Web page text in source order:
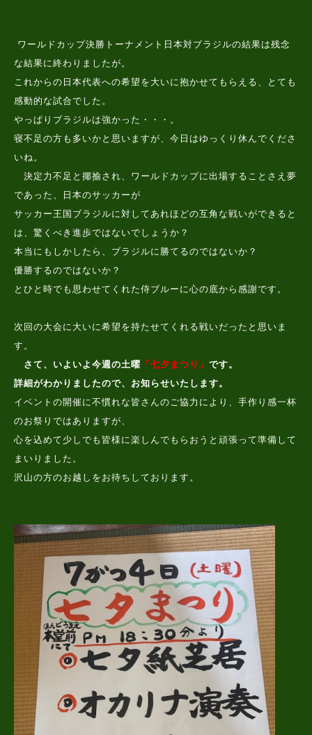
ワールドカップ決勝トーナメント日本対ブラジルの結果は残念
な結果に終わりましたが。
これからの日本代表への希望を大いに抱かせてもらえる、とても
感動的な試合でした。
やっぱりブラジルは強かった・・・。
寝不足の方も多いかと思いますが、今日はゆっくり休んでくださ
いね。
決定力不足と揶揄され、ワールドカップに出場することさえ夢
であった、日本のサッカーが
サッカー王国ブラジルに対してあれほどの互角な戦いができると
は、驚くべき進歩ではないでしょうか？
本当にもしかしたら、ブラジルに勝てるのではないか？
優勝するのではないか？
とひと時でも思わせてくれた侍ブルーに心の底から感謝です。
次回の大会に大いに希望を持たせてくれる戦いだったと思いま
す。
さて、いよいよ今週の土曜 「七夕まつり」 です。
詳細がわかりましたので、お知らせいたします。
イベントの開催に不慣れな皆さんのご協力により、手作り感一杯
のお祭りではありますが、
心を込めて少しでも皆様に楽しんでもらおうと頑張って準備して
まいりました。
沢山の方のお越しをお待ちしております。